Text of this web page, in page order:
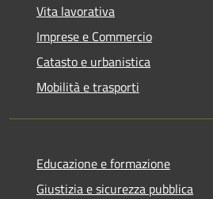
Vita lavorativa
Imprese e Commercio
Catasto e urbanistica
Mobilità e trasporti
Educazione e formazione
Giustizia e sicurezza pubblica